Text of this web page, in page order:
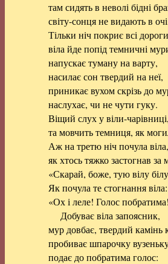
там сидять в неволі бідні
світу-сонця не видають в
Тільки ніч покриє всі
віла йде попід темничні
напускає туману на варту,
насилає сон твердий на неї,
приникає вухом скрізь до
наслухає, чи не чути гуку.
Віщий слух у віли-чарівниці,
та мовчить темниця, як
Аж на третю ніч почула віла,
як хтось тяжко застогнав за
«Скарай, боже, тую вілу
Як почула те стогнання віла:
«Ох і леле! Голос
Добуває віла запоясник,
мур довбає, твердий камінь
пробиває шпарочку
подає до побратима голос: